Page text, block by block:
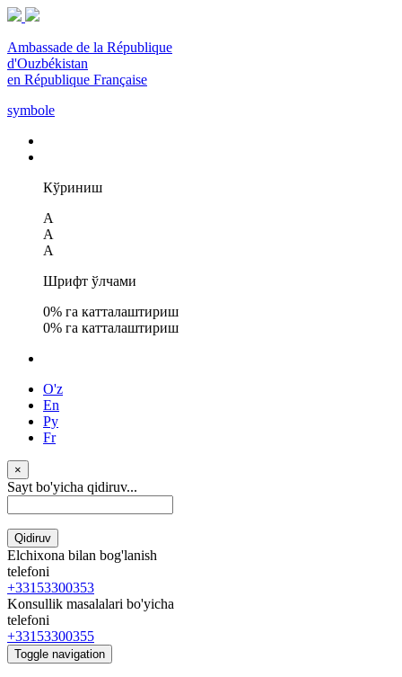
Ambassade de la République
d'Ouzbékistan
en République Française
symbole
Кўриниш
A
A
A
Шрифт ўлчами
0% га катталаштириш
0% га катталаштириш
O'z
En
Ру
Fr
×
Sayt bo'yicha qidiruv...
Qidiruv
Elchixona bilan bog'lanish
telefoni
+33153300353
Konsullik masalalari bo'yicha
telefoni
+33153300355
Toggle navigation